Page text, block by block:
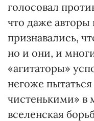
голосовал
что даже
признавались,
но и они, и
«агитаторы»
негоже пытаться
чистенькими» в
вселенская